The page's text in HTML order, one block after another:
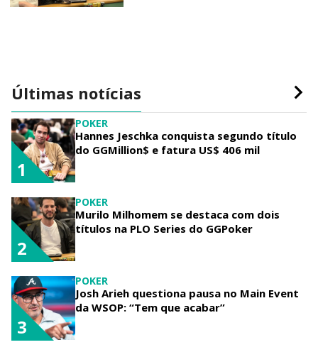
Últimas notícias
POKER
Hannes Jeschka conquista segundo título
do GGMillion$ e fatura US$ 406 mil
1
POKER
Murilo Milhomem se destaca com dois
títulos na PLO Series do GGPoker
2
POKER
Josh Arieh questiona pausa no Main Event
da WSOP: “Tem que acabar”
3